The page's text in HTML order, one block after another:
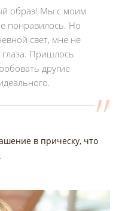
образ! Мы с моим
понравилось. Но
свет, мне не
Пришлось
другие
в прическу, что